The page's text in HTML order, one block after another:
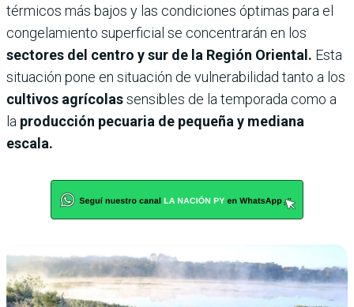
térmicos más bajos y las condiciones óptimas para el
congelamiento superficial se concentrarán en los
sectores del centro y sur de la Región Oriental. Esta
situación pone en situación de vulnerabilidad tanto a los
cultivos agrícolassensibles de la temporada como a
la producción pecuaria de pequeña y mediana
escala.